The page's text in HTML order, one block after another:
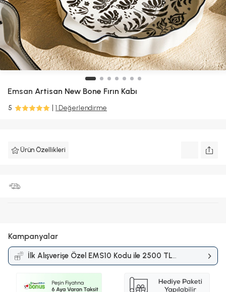
Emsan Artisan New Bone Fırın Kabı
5 1 Değerlendirme
Ürün Özellikleri
Kampanyalar
İlk Alışverişe Özel EMS10 Kodu ile 2500 TL
ve Üzerine %10 İndirimKampanyası